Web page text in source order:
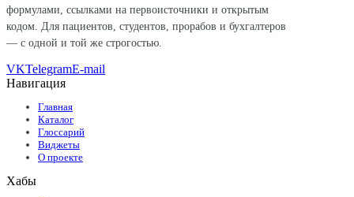
формулами, ссылками на первоисточники и открытым
кодом. Для пациентов, студентов, прорабов и бухгалтеров
— с одной и той же строгостью.
VKTelegramE-mail
Навигация
Главная
Каталог
Глоссарий
Виджеты
О проекте
Хабы